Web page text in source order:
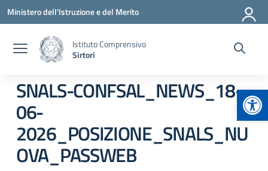
Vai ai contenuti
Vai al menu di navigazione
Vai al footer
Ministero dell'Istruzione e del Merito
Istituto Comprensivo
Sirtori
SNALS-CONFSAL_NEWS_18-
06-
2026_POSIZIONE_SNALS_NU
OVA_PASSWEB